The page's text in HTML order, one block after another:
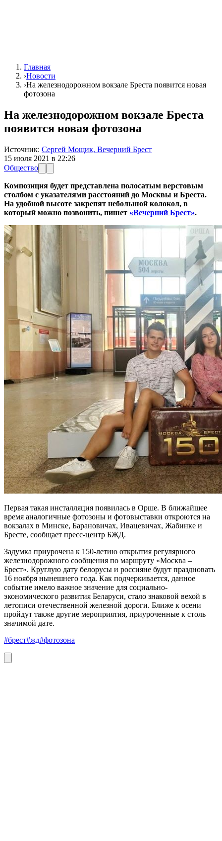
Главная
›Новости
›На железнодорожном вокзале Бреста появится новая
фотозона
На железнодорожном вокзале Бреста
появится новая фотозона
Источник: Сергей Мощик, Вечерний Брест
15 июля 2021 в 22:26
Общество
Композиция будет представлена полосатым верстовым
столбом с указателями расстояний до Москвы и Бреста.
На удобной высоте закрепят небольшой колокол, в
который можно позвонить, пишет «Вечерний Брест».
Первая такая инсталляция появилась в Орше. В ближайшее
время аналогичные фотозоны и фотовыставки откроются на
вокзалах в Минске, Барановичах, Ивацевичах, Жабинке и
Бресте, сообщает пресс-центр БЖД.
Задумка приурочена к 150-летию открытия регулярного
железнодорожного сообщения по маршруту «Москва –
Брест». Круглую дату белорусы и россияне будут праздновать
16 ноября нынешнего года. Как подчеркивается, данное
событие имело важное значение для социально-
экономического развития Беларуси, стало знаковой вехой в
летописи отечественной железной дороги. Ближе к осени
пройдут также другие мероприятия, приуроченные к столь
значимой дате.
#брест#жд#фотозона